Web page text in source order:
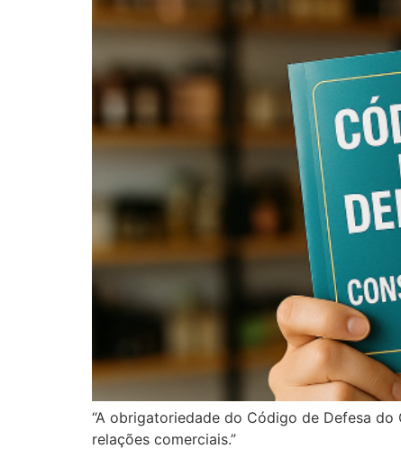
“A obrigatoriedade do Código de Defesa
relações comerciais.”